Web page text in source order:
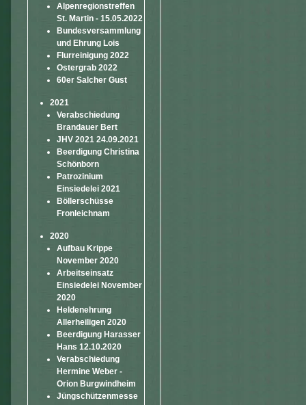
Alpenregionstreffen
St. Martin - 15.05.2022
Bundesversammlung
und Ehrung Lois
Flurreinigung 2022
Ostergrab 2022
60er Salcher Gust
2021
Verabschiedung
Brandauer Bert
JHV 2021 24.09.2021
Beerdigung Christina
Schönborn
Patrozinium
Einsiedelei 2021
Böllerschüsse
Fronleichnam
2020
Aufbau Krippe
November 2020
Arbeitseinsatz
Einsiedelei November
2020
Heldenehrung
Allerheiligen 2020
Beerdigung Harasser
Hans 12.10.2020
Verabschiedung
Hermine Weber -
Orion Burgwindheim
Jüngschützenmesse